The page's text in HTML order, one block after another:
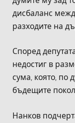
дисбаланс
разходите на
Според
недостиг в
сума, която, по
бъдещите
Нанков